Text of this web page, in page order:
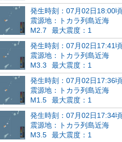
発生時刻：07月02日18:00頃
震源地：トカラ列島近海
M2.7
最大震度：1
発生時刻：07月02日17:41頃
震源地：トカラ列島近海
M3.3
最大震度：1
発生時刻：07月02日17:36頃
震源地：トカラ列島近海
M1.5
最大震度：1
発生時刻：07月02日17:34頃
震源地：トカラ列島近海
M3.5
最大震度：1